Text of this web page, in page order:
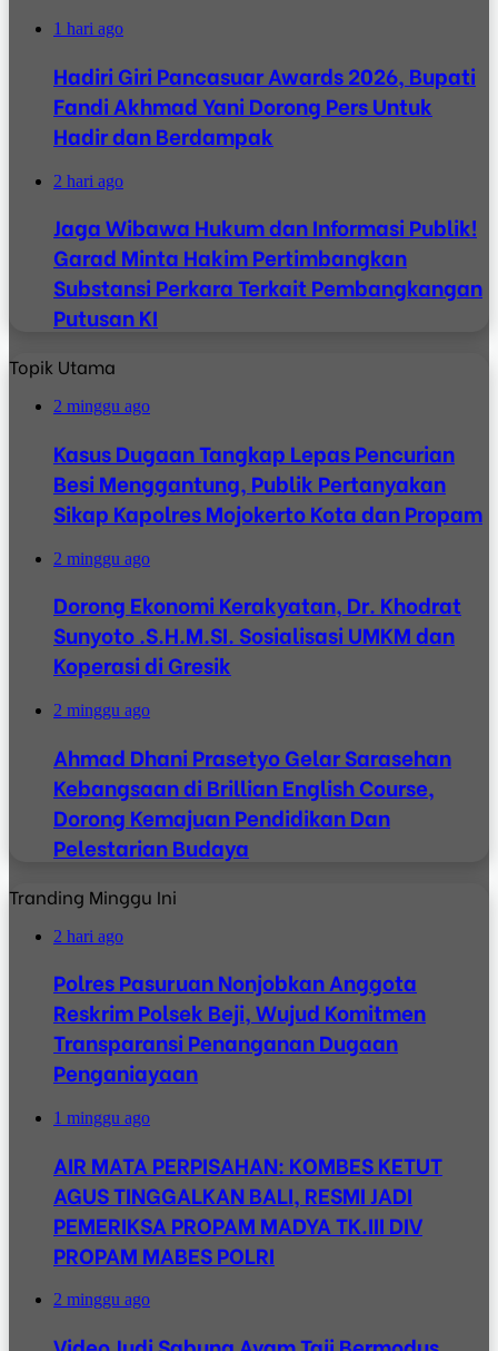
1 hari ago
Hadiri Giri Pancasuar Awards 2026, Bupati
Fandi Akhmad Yani Dorong Pers Untuk
Hadir dan Berdampak
2 hari ago
Jaga Wibawa Hukum dan Informasi Publik!
Garad Minta Hakim Pertimbangkan
Substansi Perkara Terkait Pembangkangan
Putusan KI
Topik Utama
2 minggu ago
Kasus Dugaan Tangkap Lepas Pencurian
Besi Menggantung, Publik Pertanyakan
Sikap Kapolres Mojokerto Kota dan Propam
2 minggu ago
Dorong Ekonomi Kerakyatan, Dr. Khodrat
Sunyoto .S.H.M.SI. Sosialisasi UMKM dan
Koperasi di Gresik
2 minggu ago
Ahmad Dhani Prasetyo Gelar Sarasehan
Kebangsaan di Brillian English Course,
Dorong Kemajuan Pendidikan Dan
Pelestarian Budaya
Tranding Minggu Ini
2 hari ago
Polres Pasuruan Nonjobkan Anggota
Reskrim Polsek Beji, Wujud Komitmen
Transparansi Penanganan Dugaan
Penganiayaan
1 minggu ago
AIR MATA PERPISAHAN: KOMBES KETUT
AGUS TINGGALKAN BALI, RESMI JADI
PEMERIKSA PROPAM MADYA TK.III DIV
PROPAM MABES POLRI
2 minggu ago